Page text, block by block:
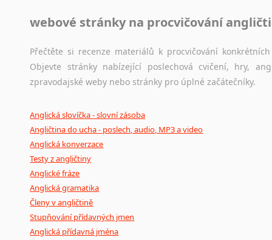
webové stránky na procvičování
Přečtěte si recenze materiálů k procvičování
Objevte stránky nabízející poslechová cvičení, hry,
zpravodajské weby nebo stránky pro úplné začátečníky.
Anglická slovíčka - slovní zásoba
Angličtina do ucha - poslech, audio, MP3 a video
Anglická konverzace
Testy z angličtiny
Anglické fráze
Anglická gramatika
Členy v angličtině
Stupňování přídavných jmen
Anglická přídavná jména